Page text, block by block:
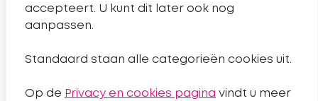
accepteert. U kunt dit later ook nog
aanpassen.
Standaard staan alle categorieën cookies uit.
Op de Privacy en cookies pagina vindt u meer